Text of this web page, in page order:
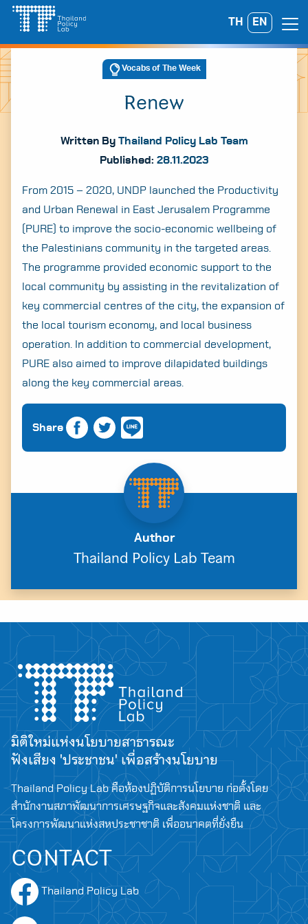
Skip
content
TH EN
A A A
Search
for:
Search
for:
Vocabs of The Week
Renew
Written By Thailand Policy Lab Team
Published: 28.11.2023
From 2015 – 2020, UNDP launched the Productivity
and Urban Renewal in East Jerusalem Programme
(PURE) to improve the socio-economic wellbeing of
the Palestinians community in the targeted areas.
The programme provided economic support to the
local community by assisting in the revitalization of
key commercial centres of the city, the expansion of
the local tourism economy, and local business
operation. In addition to commercial development,
PURE also aimed to improve dilapidated buildings
along the key commercial areas.
Share
Author
Thailand Policy Lab Team
มิติใหม่แห่งนโยบายสาธารณะ
ฟังเสียง 'ประชาชน' เพื่อสร้างนโยบาย
Thailand Policy Lab คือห้องปฏิบัติการนโยบาย ก่อตั้งโดย
สำนักงานสภาพัฒนาการเศรษฐกิจและสังคมแห่งชาติ และ
โครงการพัฒนาแห่งสหประชาชาติ เพื่ออนาคตที่ยั่งยืน
CONTACT
Thailand Policy Lab